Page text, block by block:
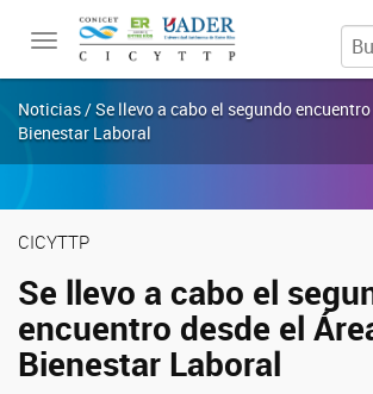
Toggle
navigation
Noticias / Se llevo a cabo el segundo encuentro
Bienestar Laboral
CICYTTP
Se llevo a cabo el
encuentro desde el
Bienestar Laboral